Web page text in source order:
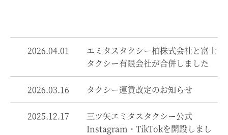
2026.04.01
エミタスタクシー柏株式会社と富士
タクシー有限会社が合併しました
2026.03.16 タクシー運賃改定のお知らせ
2025.12.17
三ツ矢エミタスタクシー公式
Instagram・TikTokを開設しまし